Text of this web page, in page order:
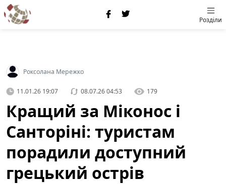
Розділи
Роксолана Мережко
11.01.26 19:07 08.07.26 04:53 179
Кращий за Міконос і
Санторіні: туристам
порадили доступний
грецький острів